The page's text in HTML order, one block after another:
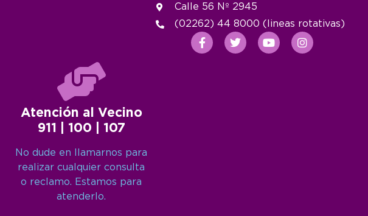
Atención al Vecino
911 | 100 | 107
No dude en llamarnos para
realizar cualquier consulta
o reclamo. Estamos para
atenderlo.
Calle 56 Nº 2945
(02262) 44 8000 (lineas rotativas)